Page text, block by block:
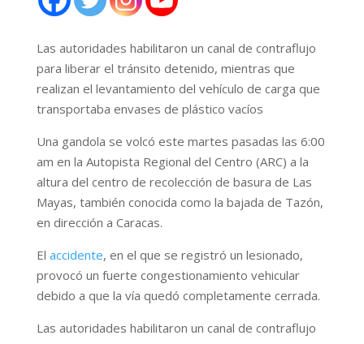
Las autoridades habilitaron un canal de contraflujo
para liberar el tránsito detenido, mientras que
realizan el levantamiento del vehículo de carga que
transportaba envases de plástico vacíos
Una gandola se volcó este martes pasadas las 6:00
am en la Autopista Regional del Centro (ARC) a la
altura del centro de recolección de basura de Las
Mayas, también conocida como la bajada de Tazón,
en dirección a Caracas.
El accidente, en el que se registró un lesionado,
provocó un fuerte congestionamiento vehicular
debido a que la vía quedó completamente cerrada.
Las autoridades habilitaron un canal de contraflujo